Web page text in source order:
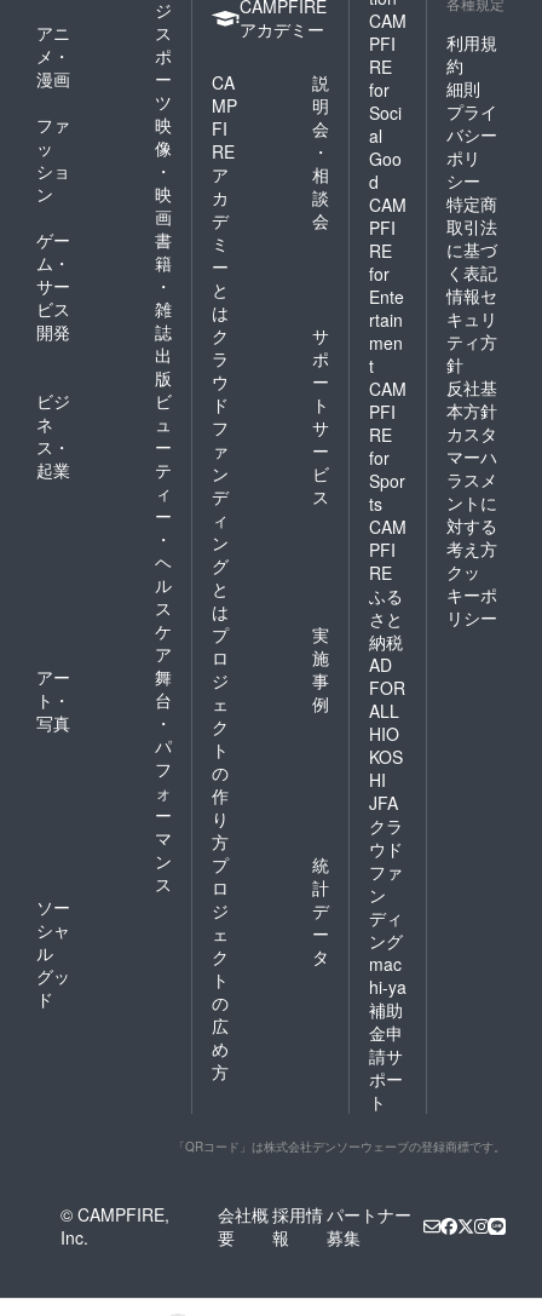
ジ
アニ
メ・
漫画
ス
ポ
ー
ツ
ファ
ッ
ショ
ン
映
像
・
映
画
ゲー
ム・
サー
ビス
開発
書
籍
・
雑
誌
出
版
ビジ
ネ
ス・
起業
ビ
ュ
ー
テ
ィ
ー
・
ヘ
ル
ス
ケ
ア
アー
ト・
写真
舞
台
・
パ
フ
ォ
ー
マ
ン
ス
ソー
シャ
ル
グッ
ド
CAMPFIRE
アカデミー
CA
MP
FI
RE
ア
カ
デ
ミ
ー
と
は
説
明
会
・
相
談
会
ク
ラ
ウ
ド
フ
ァ
ン
デ
ィ
ン
グ
と
は
サ
ポ
ー
ト
サ
ー
ビ
ス
プ
ロ
ジ
ェ
ク
ト
の
作
り
方
実
施
事
例
プ
ロ
ジ
ェ
ク
ト
の
広
め
方
統
計
デ
ー
タ
CAM
PFI
RE
for
Soci
al
Goo
d
CAM
PFI
RE
for
Ente
rtain
men
t
CAM
PFI
RE
for
Spor
ts
CAM
PFI
RE
ふる
さと
納税
AD
FOR
ALL
HIO
KOS
HI
JFA
クラ
ウド
ファ
ン
ディ
ング
mac
hi-ya
補助
金申
請サ
ポー
ト
利用規
約
細則
プライ
バシー
ポリ
シー
特定商
取引法
に基づ
く表記
情報セ
キュリ
ティ方
針
反社基
本方針
カスタ
マーハ
ラスメ
ントに
対する
考え方
クッ
キーポ
リシー
「QRコード」は株式会社デンソーウェーブの登録商標です。
© CAMPFIRE,
Inc.
会社概
要
採用情
報
パートナー
募集